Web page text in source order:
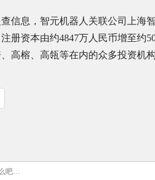
信息，智元机器人关联公司上海
册资本由约4847万人民币增至约
高榕、高瓴等在内的众多投资机